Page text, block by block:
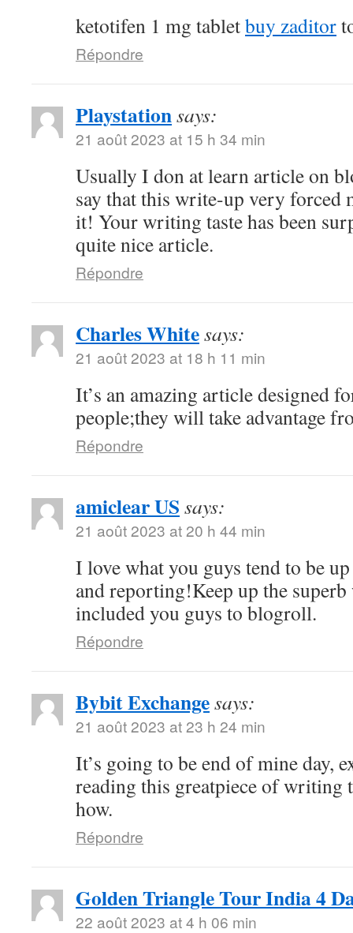
ketotifen 1 mg tabletbuy zaditor
Répondre
Playstationsays:
21 août 2023 at 15 h 34 min
Usually I don at learn article on
say that this write-up very forced
it! Your writing taste has been
quite nice article.
Répondre
Charles Whitesays:
21 août 2023 at 18 h 11 min
It’s an amazing article designed
people;they will take advantage
Répondre
amiclear US says:
21 août 2023 at 20 h 44 min
I love what you guys tend to be
and reporting!Keep up the superb
included you guys to blogroll.
Répondre
Bybit Exchangesays:
21 août 2023 at 23 h 24 min
It’s going to be end of mine day,
reading this greatpiece of writing
how.
Répondre
Golden Triangle Tour India 4
22 août 2023 at 4 h 06 min